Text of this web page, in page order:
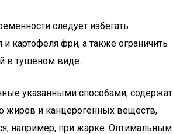
следует избегать
картофеля фри, а также ограничить
в тушеном виде.
указанными способами, содержат
жиров и канцерогенных веществ,
например, при жарке. Оптимальным